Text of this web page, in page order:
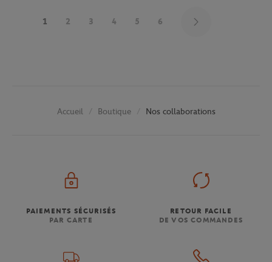
1 2 3 4 5 6
Accueil Boutique Nos collaborations
PAIEMENTS SÉCURISÉS
PAR CARTE
RETOUR FACILE
DE VOS COMMANDES